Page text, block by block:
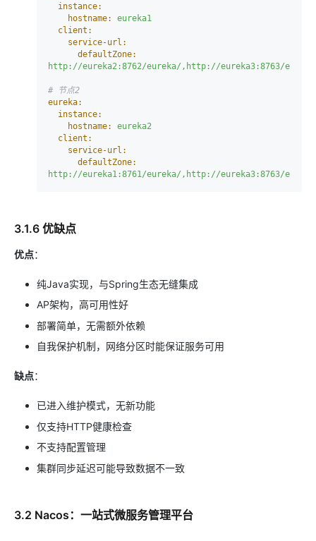
instance:
hostname:
eureka1
client:
service-url:
defaultZone:
http://eureka2:8762/eureka/,http://eureka3:8763/
# 节点2
eureka:
instance:
hostname:
eureka2
client:
service-url:
defaultZone:
http://eureka1:8761/eureka/,http://eureka3:8763/
3.1.6 优缺点
优点：
纯Java实现，与Spring生态无缝集成
AP架构，高可用性好
部署简单，无需额外依赖
自我保护机制，网络分区时能保证服务可用
缺点：
已进入维护模式，无新功能
仅支持HTTP健康检查
不支持配置管理
集群同步延迟可能导致数据不一致
3.2 Nacos：一站式微服务管理平台